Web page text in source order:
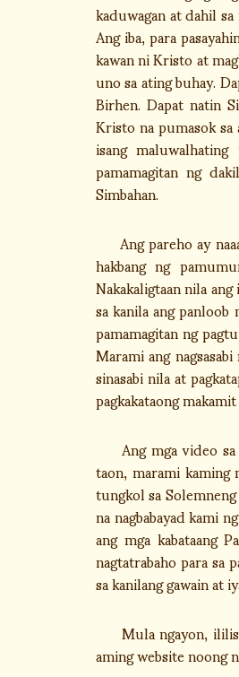
kaduwagan at dahil
Ang iba, para
kawan ni Kristo at
uno sa ating buhay.
Birhen. Dapat natin
Kristo na pumasok
isang
pamamagitan ng
Simbahan.
Ang pareho ay
hakbang ng
Nakakaligtaan nila
sa kanila ang
pamamagitan ng
Marami ang
sinasabi nila at
pagkakataong
Ang mga video
taon, marami kaming
tungkol sa
na nagbabayad kami
ang mga kabataang
nagtatrabaho para
sa kanilang gawain at
Mula ngayon,
aming website noong